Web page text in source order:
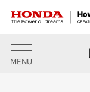
MENU